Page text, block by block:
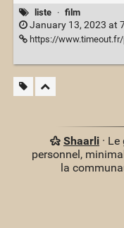
liste · film
January 13, 2023 at
https://www.timeout.fr/
Shaarli· Le
personnel,
la